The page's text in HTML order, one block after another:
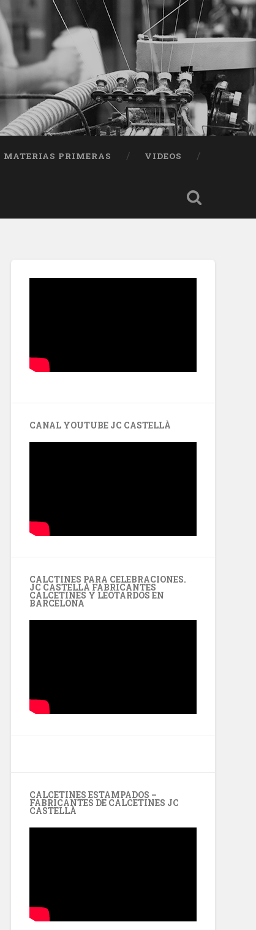
MATERIAS PRIMERAS VIDEOS
CANAL YOUTUBE JC CASTELLÀ
CALCTINES PARA CELEBRACIONES.
JC CASTELLÀ FABRICANTES
CALCETINES Y LEOTARDOS EN
BARCELONA
CALCETINES ESTAMPADOS –
FABRICANTES DE CALCETINES JC
CASTELLÀ